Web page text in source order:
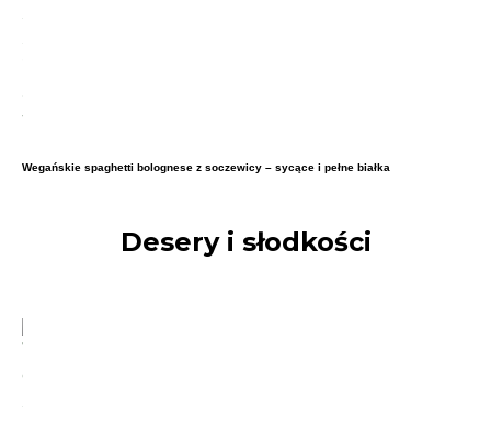
Wegańskie spaghetti bolognese z soczewicy – sycące i pełne białka
Desery i słodkości